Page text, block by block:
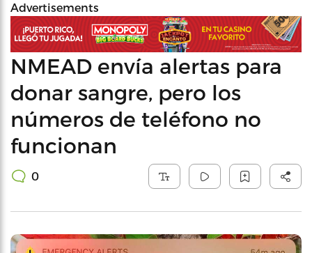
Advertisements
NMEAD envía alertas para
donar sangre, pero los
números de teléfono no
funcionan
0